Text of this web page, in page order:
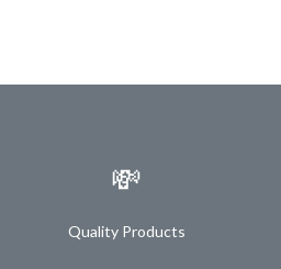
💸
Quality Products